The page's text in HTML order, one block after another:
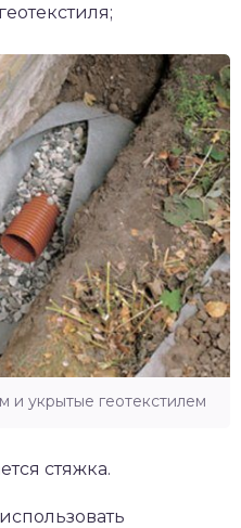
укрытые геотекстилем
стяжка.